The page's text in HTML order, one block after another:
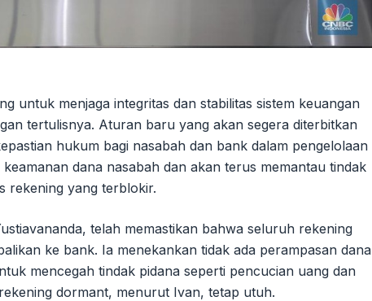
untuk menjaga integritas dan stabilitas sistem keuangan
tertulisnya. Aturan baru yang akan segera diterbitkan
hukum bagi nasabah dan bank dalam pengelolaan
dana nasabah dan akan terus memantau tindak
rekening yang terblokir.
telah memastikan bahwa seluruh rekening
ke bank. Ia menekankan tidak ada perampasan dana
mencegah tindak pidana seperti pencucian uang dan
dormant, menurut Ivan, tetap utuh.